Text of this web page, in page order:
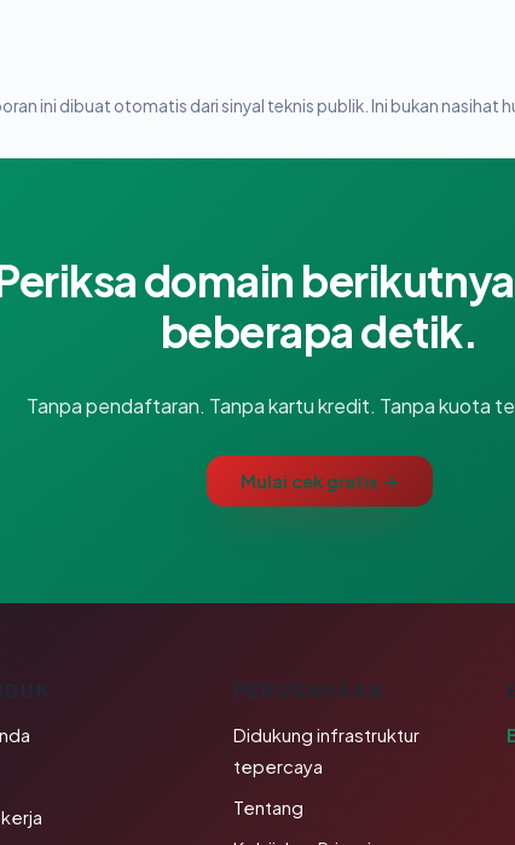
ini dibuat otomatis dari sinyal teknis publik. Ini bukan nasihat
domain
beberapa detik.
Tanpa pendaftaran. Tanpa kartu kredit. Tanpa kuota
Mulai cek gratis →
PERUSAHAAN
Didukung infrastruktur
tepercaya
Tentang